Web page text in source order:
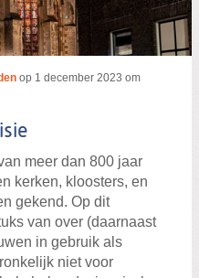
op 1 december 2023 om
meer dan 800 jaar
kerken, kloosters, en
gekend. Op dit
van over (daarnaast
in gebruik als
niet voor